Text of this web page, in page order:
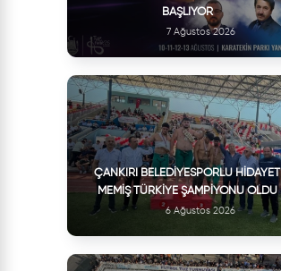
BAŞLIYOR
7 Ağustos 2026
ÇANKIRI BELEDIYESPORLU HIDAYET
MEMIŞ TÜRKIYE ŞAMPIYONU OLDU
6 Ağustos 2026